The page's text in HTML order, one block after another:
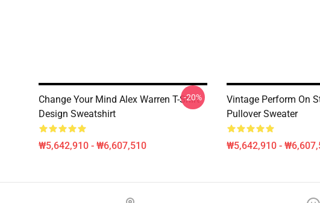
Change Your Mind Alex Warren T-Shirt
Design Sweatshirt
₩5,642,910 - ₩6,607,510
-20%
Vintage Perform On
Pullover Sweater
₩5,642,910 -